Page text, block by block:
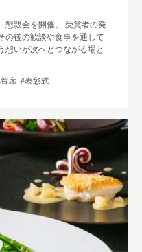
懇親会を開催。 受賞者の発
の後の歓談や食事を通して
想いが次へとつながる場と
席 #表彰式